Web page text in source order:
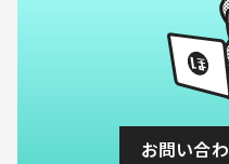
お問い合